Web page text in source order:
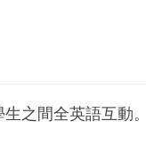
之間全英語互動